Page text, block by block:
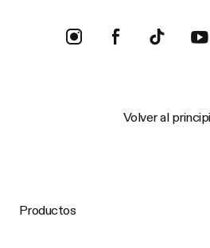
Volver al
Productos